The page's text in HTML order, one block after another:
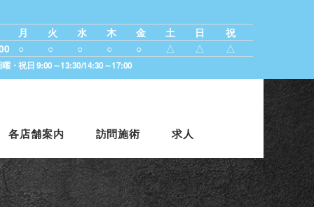
月 火 水 木 金 土 日
祝
○ ○ ○ ○ ○ △ △ △
・祝日 9:00～13:30/14:30～17:00
各店舗案内 訪問施術 求人